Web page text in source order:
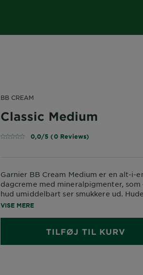
BB CREAM
Classic Medium
0,0/5 (0 Reviews)
Garnier BB Cream Medium er en alt-i-
dagcreme med mineralpigmenter,
hud umiddelbart ser smukkere ud.
beskyttes og fugtes, og hudtonen virker
VISE MERE
TILFØJ TIL KURV